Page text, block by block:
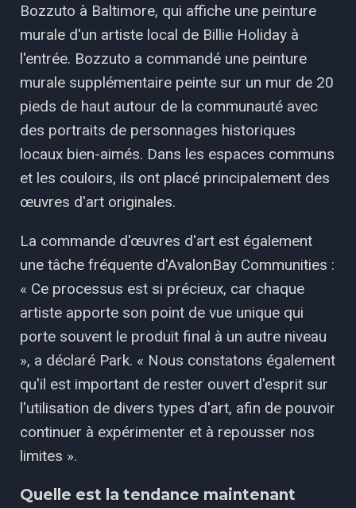
Bozzuto à Baltimore, qui affiche une peinture
murale d'un artiste local de Billie Holiday à
l'entrée. Bozzuto a commandé une peinture
murale supplémentaire peinte sur un mur de 20
pieds de haut autour de la communauté avec
des portraits de personnages historiques
locaux bien-aimés. Dans les espaces communs
et les couloirs, ils ont placé principalement des
œuvres d'art originales.
La commande d'œuvres d'art est également
une tâche fréquente d'AvalonBay Communities :
« Ce processus est si précieux, car chaque
artiste apporte son point de vue unique qui
porte souvent le produit final à un autre niveau
», a déclaré Park. « Nous constatons également
qu'il est important de rester ouvert d'esprit sur
l'utilisation de divers types d'art, afin de pouvoir
continuer à expérimenter et à repousser nos
limites ».
Quelle est la tendance maintenant